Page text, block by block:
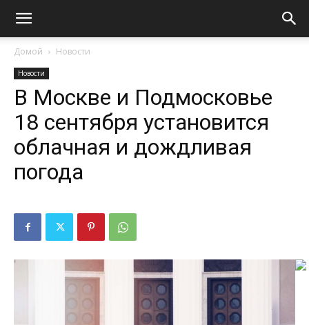
Домой Новости
Новости
В Москве и Подмосковье
18 сентября установится
облачная и дождливая
погода